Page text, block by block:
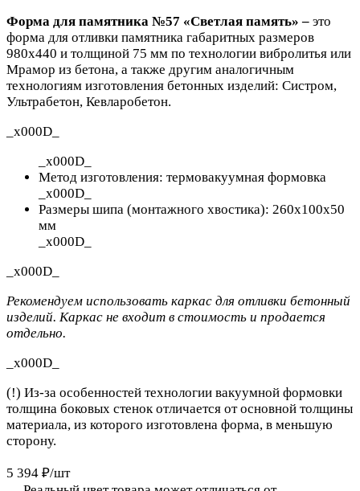
Форма для памятника №57 «Светлая память» – это
форма для отливки памятника габаритных размеров
980х440 и толщиной 75 мм по технологии вибролитья или
Мрамор из бетона, а также другим аналогичным
технологиям изготовления бетонных изделий: Систром,
Ультрабетон, Кевларобетон.
_x000D_
_x000D_
Метод изготовления: термовакуумная формовка
_x000D_
Размеры шипа (монтажного хвостика): 260х100х50
мм
_x000D_
_x000D_
Рекомендуем использовать каркас для отливки бетонный
изделий. Каркас не входит в стоимость и продается
отдельно.
_x000D_
(!) Из-за особенностей технологии вакуумной формовки
толщина боковых стенок отличается от основной толщины
материала, из которого изготовлена форма, в меньшую
сторону.
5 394 ₽/шт